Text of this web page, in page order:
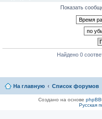
Показать
Найдено 0
На главную Список форумов
Создано на основе phpBB
Русская